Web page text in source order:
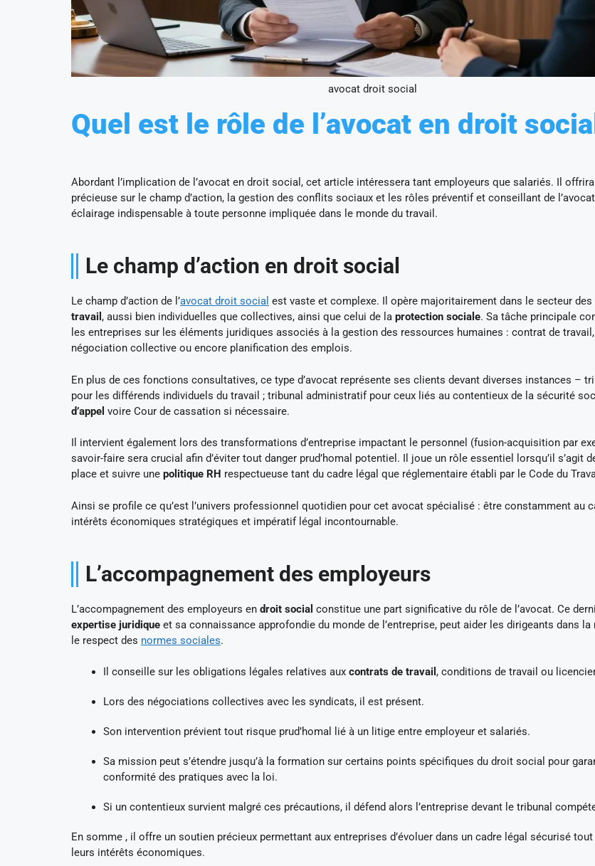
avocat droit social
Quel est le rôle de l’avocat en droit
Abordant l’implication de l’avocat en droit social, cet article intéressera tant employeurs que salariés. Il
précieuse sur le champ d’action, la gestion des conflits sociaux et les rôles préventif et conseillant de
éclairage indispensable à toute personne impliquée dans le monde du travail.
Le champ d’action en droit social
Le champ d’action de l’avocat droit social est vaste et complexe. Il opère majoritairement dans le secteur des
travail , aussi bien individuelles que collectives, ainsi que celui de la protection sociale. Sa tâche principale
les entreprises sur les éléments juridiques associés à la gestion des ressources humaines : contrat de
négociation collective ou encore planification des emplois.
En plus de ces fonctions consultatives, ce type d’avocat représente ses clients devant diverses instances –
pour les différends individuels du travail ; tribunal administratif pour ceux liés au contentieux de la sécurité
d’appel voire Cour de cassation si nécessaire.
Il intervient également lors des transformations d’entreprise impactant le personnel (fusion-acquisition par
savoir-faire sera crucial afin d’éviter tout danger prud’homal potentiel. Il joue un rôle essentiel lorsqu’il s’agit
place et suivre une politique RH respectueuse tant du cadre légal que réglementaire établi par le Code du
Ainsi se profile ce qu’est l’univers professionnel quotidien pour cet avocat spécialisé : être constamment au
intérêts économiques stratégiques et impératif légal incontournable.
L’accompagnement des employeurs
L’accompagnement des employeurs en droit social constitue une part significative du rôle de l’avocat. Ce
expertise juridique et sa connaissance approfondie du monde de l’entreprise, peut aider les dirigeants dans
le respect des normes sociales.
Il conseille sur les obligations légales relatives aux contrats de travail , conditions de travail ou
Lors des négociations collectives avec les syndicats, il est présent.
Son intervention prévient tout risque prud’homal lié à un litige entre employeur et salariés.
Sa mission peut s’étendre jusqu’à la formation sur certains points spécifiques du droit social pour
conformité des pratiques avec la loi.
Si un contentieux survient malgré ces précautions, il défend alors l’entreprise devant le tribunal
En somme , il offre un soutien précieux permettant aux entreprises d’évoluer dans un cadre légal sécurisé
leurs intérêts économiques.